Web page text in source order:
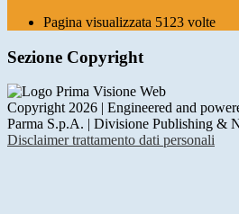
Pagina visualizzata 5123 volte
Sezione Copyright
Copyright 2026 | Engineered and
Parma S.p.A. | Divisione Publishing &
Disclaimer trattamento dati personali